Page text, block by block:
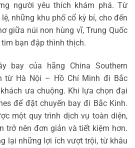
người yêu thích khám phá. Từ
những khu phố cổ kỳ bí, cho đến
giữa núi non hùng vĩ, Trung Quốc
bạn đập thình thịch.
bay của hãng China Southern
từ Hà Nội – Hồ Chí Minh đi Bắc
ưa chuộng. Khi lựa chọn đại
để đặt chuyến bay đi Bắc Kinh.
một quy trình dịch vụ toàn diện,
trở nên đơn giản và tiết kiệm hơn.
lại những lợi ích vượt trội, từ khâu